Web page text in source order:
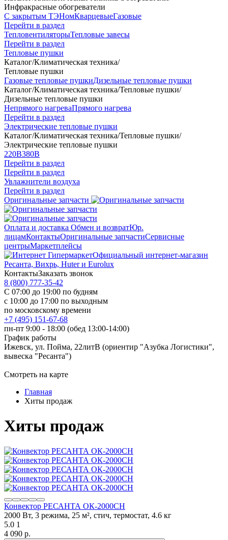
Инфракрасные обогреватели
С закрытым ТЭНомКварцевыеГазовые
Перейти в раздел
ТепловентиляторыТепловые завесы
Перейти в раздел
Тепловые пушки
Каталог/Климатическая техника/
Тепловые пушки
Газовые тепловые пушкиДизельные тепловые пушки
Каталог/Климатическая техника/Тепловые пушки/
Дизельные тепловые пушки
Непрямого нагреваПрямого нагрева
Перейти в раздел
Электрические тепловые пушки
Каталог/Климатическая техника/Тепловые пушки/
Электрические тепловые пушки
220В380В
Перейти в раздел
Перейти в раздел
Увлажнители воздуха
Перейти в раздел
Оригинальные запчасти
Оплата и доставка Обмен и возвратЮр.
лицамКонтактыОригинальные запчастиСервисные
центрыМаркетплейсы
Официальный интернет-магазин
Ресанта, Вихрь, Huter и Eurolux
КонтактыЗаказать звонок
8 (800) 777-35-42
С 07:00 до 19:00 по будням
с 10:00 до 17:00 по выходным
по московскому времени
+7 (495) 151-67-68
пн-пт 9:00 - 18:00 (обед 13:00-14:00)
График работы
Ижевск, ул. Пойма, 22литВ (ориентир "Азубка Логистики",
вывеска "Ресанта")
Смотреть на карте
Главная
Хиты продаж
Хиты продаж
Конвектор РЕСАНТА ОК-2000СН
2000 Вт, 3 режима, 25 м², стич, термостат, 4.6 кг
5.0 1
4 090 p.